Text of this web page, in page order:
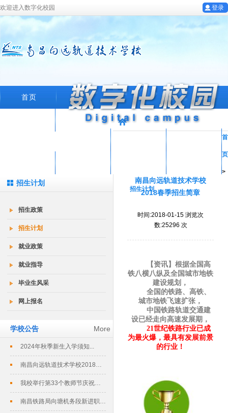
登录
欢迎进入数字化校园
首页
招生计划
招生政策
招生计划
就业政策
就业指导
毕业生风采
网上报名
More
学校公告
2024年秋季新生入学须知...
南昌向远轨道技术学校2018春季招生...
我校举行第33个教师节庆祝暨表彰大会...
南昌铁路局向塘机务段新进职工培训班在...
首
页
>
招生计划
南昌向远轨道技术学校
2018春季招生简章
时间:2018-01-15 浏览次
数:25296 次
【资讯】根据全国高
铁八横八纵及全国城市地铁
建设规划，
全国的铁路、高铁、
城市地铁飞速扩张，
中国铁路轨道交通建
设已经走向高速发展期，
21世纪铁路行业已成
为最火爆，最具有发展前景
的行业！